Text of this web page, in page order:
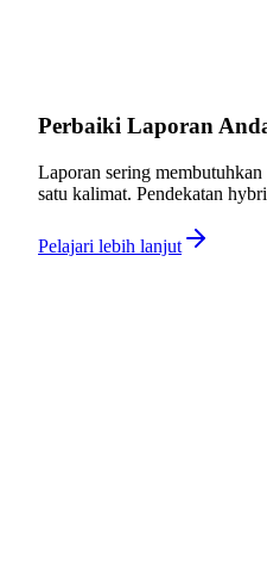
Perbaiki Laporan
Laporan sering
satu kalimat. Pendekatan
Pelajari lebih lanjut